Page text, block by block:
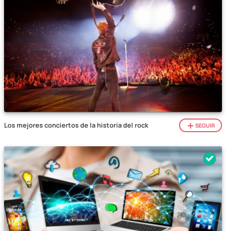
Los mejores conciertos de la historia del rock SEGUIR